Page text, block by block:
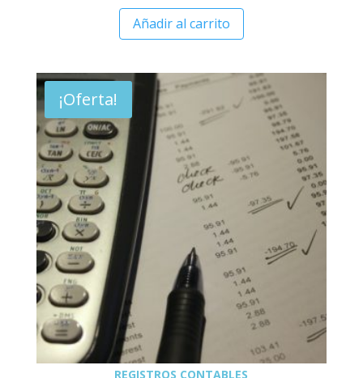
Añadir al carrito
¡Oferta!
REGISTROS CONTABLES